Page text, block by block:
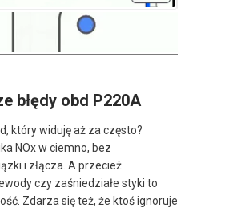
błędy obd P220A
który widuję aż za często?
NOx w ciemno, bez
i złącza. A przecież
czy zaśniedziałe styki to
Zdarza się też, że ktoś ignoruje